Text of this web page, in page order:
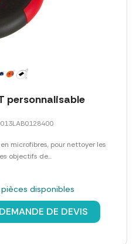
personnalisable
microfibres, pour nettoyer les
objectifs de...
disponibles
DEMANDE DE DEVIS